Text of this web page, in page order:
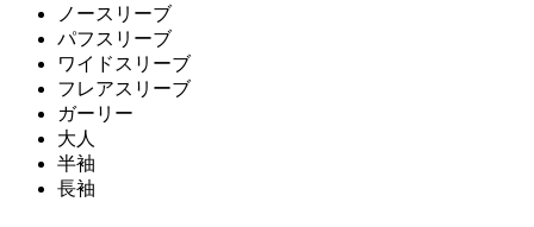
ノースリーブ
パフスリーブ
ワイドスリーブ
フレアスリーブ
ガーリー
大人
半袖
長袖